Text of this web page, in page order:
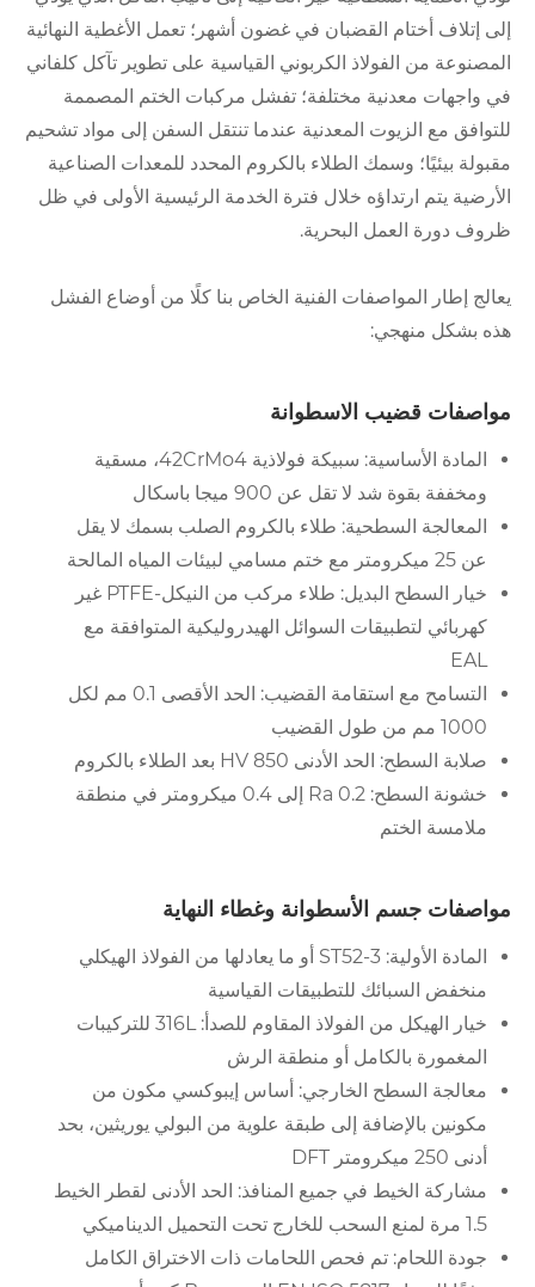
إلى إتلاف أختام القضبان في غضون أشهر؛ تعمل الأغطية النهائية
المصنوعة من الفولاذ الكربوني القياسية على تطوير تآكل كلفاني
في واجهات معدنية مختلفة؛ تفشل مركبات الختم المصممة
للتوافق مع الزيوت المعدنية عندما تنتقل السفن إلى مواد تشحيم
مقبولة بيئيًا؛ وسمك الطلاء بالكروم المحدد للمعدات الصناعية
الأرضية يتم ارتداؤه خلال فترة الخدمة الرئيسية الأولى في ظل
ظروف دورة العمل البحرية.
يعالج إطار المواصفات الفنية الخاص بنا كلًا من أوضاع الفشل
هذه بشكل منهجي:
مواصفات قضيب الاسطوانة
المادة الأساسية: سبيكة فولاذية 42CrMo4، مسقية
ومخففة بقوة شد لا تقل عن 900 ميجا باسكال
المعالجة السطحية: طلاء بالكروم الصلب بسمك لا يقل
عن 25 ميكرومتر مع ختم مسامي لبيئات المياه المالحة
خيار السطح البديل: طلاء مركب من النيكل-PTFE غير
كهربائي لتطبيقات السوائل الهيدروليكية المتوافقة مع
EAL
التسامح مع استقامة القضيب: الحد الأقصى 0.1 مم لكل
1000 مم من طول القضيب
صلابة السطح: الحد الأدنى 850 HV بعد الطلاء بالكروم
خشونة السطح: Ra 0.2 إلى 0.4 ميكرومتر في منطقة
ملامسة الختم
مواصفات جسم الأسطوانة وغطاء النهاية
المادة الأولية: ST52-3 أو ما يعادلها من الفولاذ الهيكلي
منخفض السبائك للتطبيقات القياسية
خيار الهيكل من الفولاذ المقاوم للصدأ: 316L للتركيبات
المغمورة بالكامل أو منطقة الرش
معالجة السطح الخارجي: أساس إيبوكسي مكون من
مكونين بالإضافة إلى طبقة علوية من البولي يوريثين، بحد
أدنى 250 ميكرومتر DFT
مشاركة الخيط في جميع المنافذ: الحد الأدنى لقطر الخيط
1.5 مرة لمنع السحب للخارج تحت التحميل الديناميكي
جودة اللحام: تم فحص اللحامات ذات الاختراق الكامل